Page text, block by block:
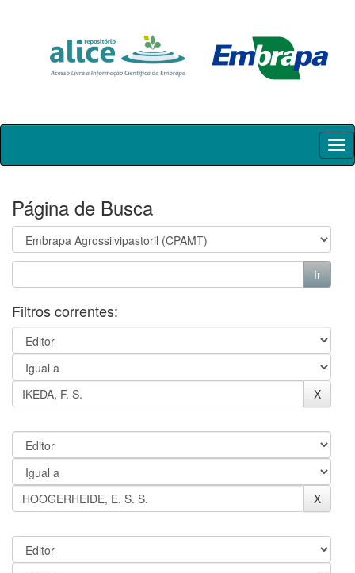
Skip
Página de Busca
Filtros correntes: